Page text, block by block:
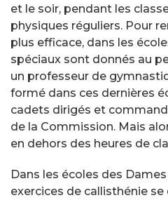
et le soir, pendant les
physiques réguliers. Pour
plus efficace, dans les
spéciaux sont donnés au
un professeur de
formé dans ces dernières
cadets dirigés et
de la Commission. Mais
en dehors des heures de
Dans les écoles des
exercices de callisthénie